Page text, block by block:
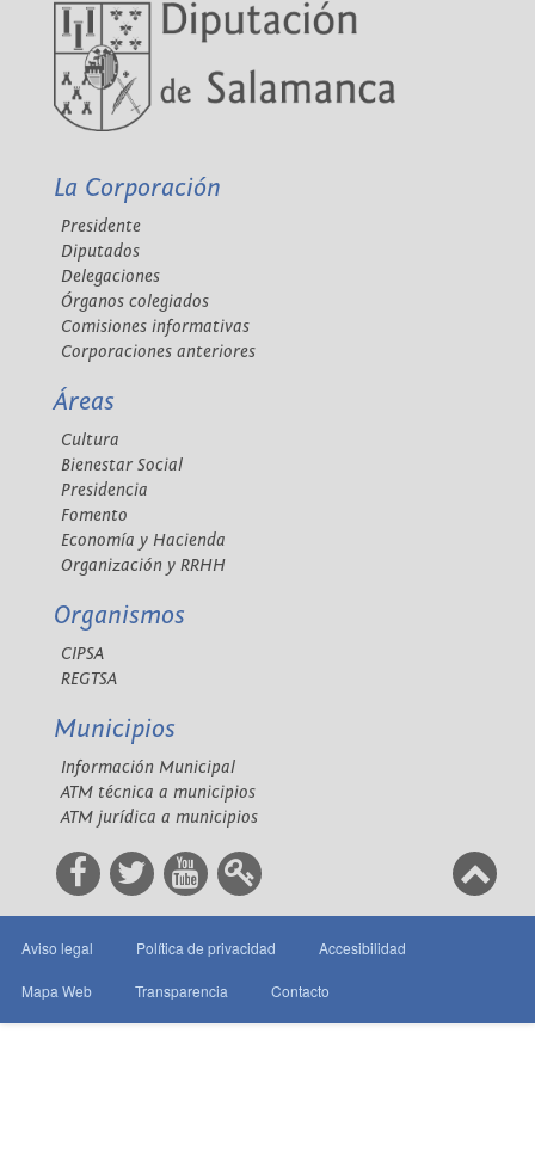
La Corporación
Presidente
Diputados
Delegaciones
Órganos colegiados
Comisiones informativas
Corporaciones anteriores
Áreas
Cultura
Bienestar Social
Presidencia
Fomento
Economía y Hacienda
Organización y RRHH
Organismos
CIPSA
REGTSA
Municipios
Información Municipal
ATM técnica a municipios
ATM jurídica a municipios
Aviso legal Política de privacidad Accesibilidad
Mapa Web Transparencia Contacto